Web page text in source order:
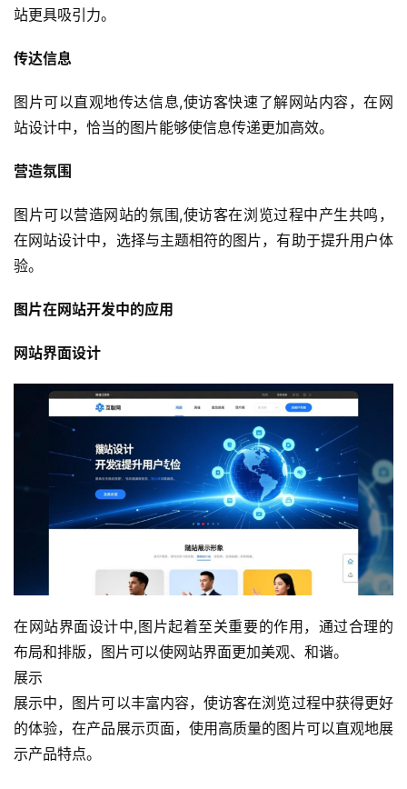
站更具吸引力。
传达信息
图片可以直观地传达信息,使访客快速了解网站内容，在网
站设计中，恰当的图片能够使信息传递更加高效。
营造氛围
图片可以营造网站的氛围,使访客在浏览过程中产生共鸣，
在网站设计中，选择与主题相符的图片，有助于提升用户体
验。
图片在网站开发中的应用
网站界面设计
在网站界面设计中,图片起着至关重要的作用，通过合理的
布局和排版，图片可以使网站界面更加美观、和谐。
展示
展示中，图片可以丰富内容，使访客在浏览过程中获得更好
的体验，在产品展示页面，使用高质量的图片可以直观地展
示产品特点。